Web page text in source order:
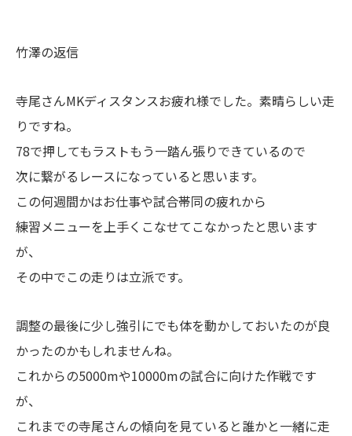
竹澤の返信
寺尾さんMKディスタンスお疲れ様でした。素晴らしい走
りですね。
78で押してもラストもう一踏ん張りできているので
次に繋がるレースになっていると思います。
この何週間かはお仕事や試合帯同の疲れから
練習メニューを上手くこなせてこなかったと思います
が、
その中でこの走りは立派です。
調整の最後に少し強引にでも体を動かしておいたのが良
かったのかもしれませんね。
これからの5000mや10000mの試合に向けた作戦です
が、
これまでの寺尾さんの傾向を見ていると誰かと一緒に走